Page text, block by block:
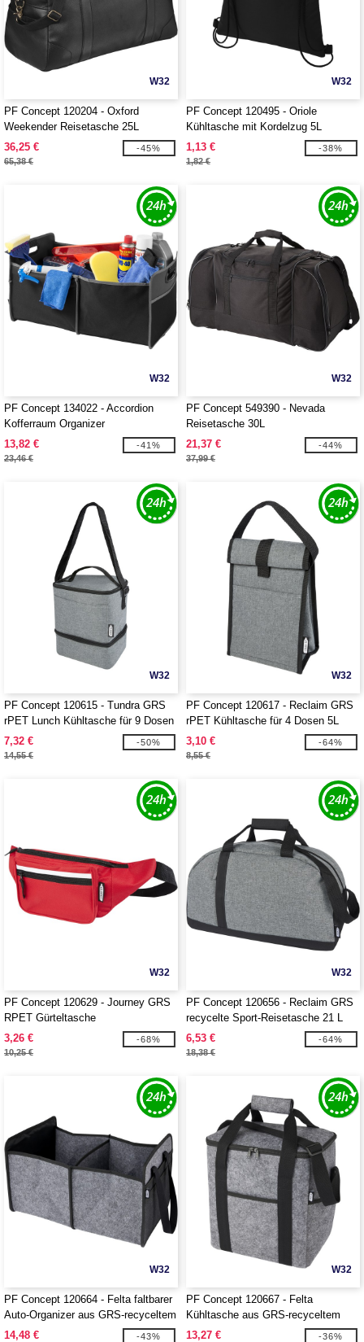
W32
PF Concept 120204 - Oxford
Weekender Reisetasche 25L
36,25 €
65,38 €
-45%
W32
PF Concept 120495 - Oriole
Kühltasche mit Kordelzug 5L
1,13 €
1,82 €
-38%
W32
PF Concept 134022 - Accordion
Kofferraum Organizer
13,82 €
23,46 €
-41%
W32
PF Concept 549390 - Nevada
Reisetasche 30L
21,37 €
37,99 €
-44%
W32
PF Concept 120615 - Tundra GRS
rPET Lunch Kühltasche für 9 Dosen
7L
7,32 €
14,55 €
-50%
W32
PF Concept 120617 - Reclaim GRS
rPET Kühltasche für 4 Dosen 5L
3,10 €
8,55 €
-64%
W32
PF Concept 120629 - Journey GRS
RPET Gürteltasche
3,26 €
10,25 €
-68%
W32
PF Concept 120656 - Reclaim GRS
recycelte Sport-Reisetasche 21 L
6,53 €
18,38 €
-64%
W32
PF Concept 120664 - Felta faltbarer
Auto-Organizer aus GRS-recyceltem
Filz
14,48 € -43%
W32
PF Concept 120667 - Felta
Kühltasche aus GRS-recyceltem
Filz 21 L
13,27 € -36%